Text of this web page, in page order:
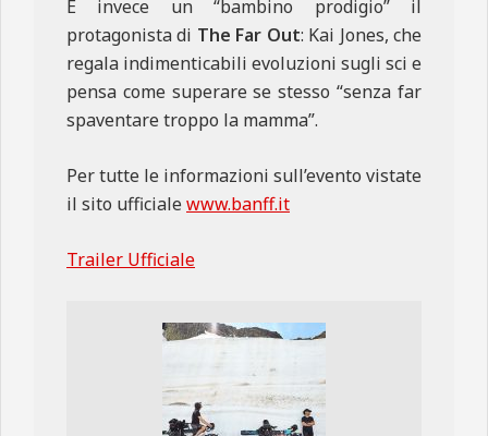
È invece un “bambino prodigio” il
protagonista di The Far Out: Kai Jones, che
regala indimenticabili evoluzioni sugli sci e
pensa come superare se stesso “senza far
spaventare troppo la mamma”.
Per tutte le informazioni sull’evento vistate
il sito ufficialewww.banff.it
Trailer Ufficiale